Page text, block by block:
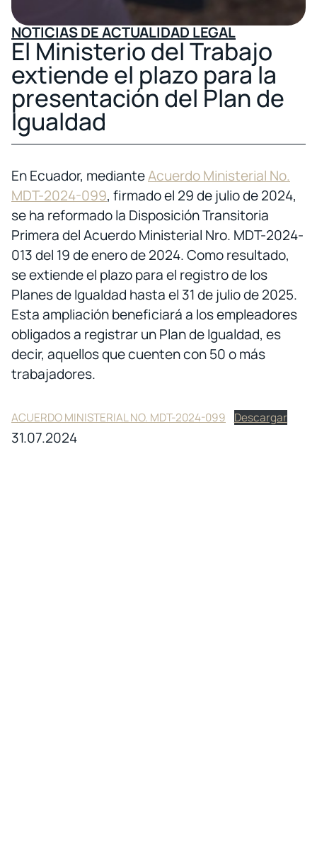
NOTICIAS DE ACTUALIDAD LEGAL
El Ministerio del Trabajo
extiende el plazo para la
presentación del Plan de
Igualdad
En Ecuador, medianteAcuerdo Ministerial No.
MDT-2024-099, firmado el 29 de julio de 2024,
se ha reformado la Disposición Transitoria
Primera del Acuerdo Ministerial Nro. MDT-2024-
013 del 19 de enero de 2024. Como resultado,
se extiende el plazo para el registro de los
Planes de Igualdad hasta el 31 de julio de 2025.
Esta ampliación beneficiará a los empleadores
obligados a registrar un Plan de Igualdad, es
decir, aquellos que cuenten con 50 o más
trabajadores.
ACUERDO MINISTERIAL NO. MDT-2024-099 Descargar
31.07.2024